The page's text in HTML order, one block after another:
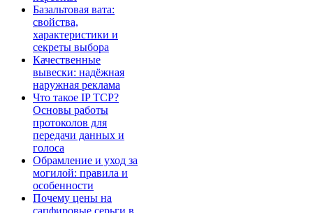
Базальтовая вата:
свойства,
характеристики и
секреты выбора
Качественные
вывески: надёжная
наружная реклама
Что такое IP TCP?
Основы работы
протоколов для
передачи данных и
голоса
Обрамление и уход за
могилой: правила и
особенности
Почему цены на